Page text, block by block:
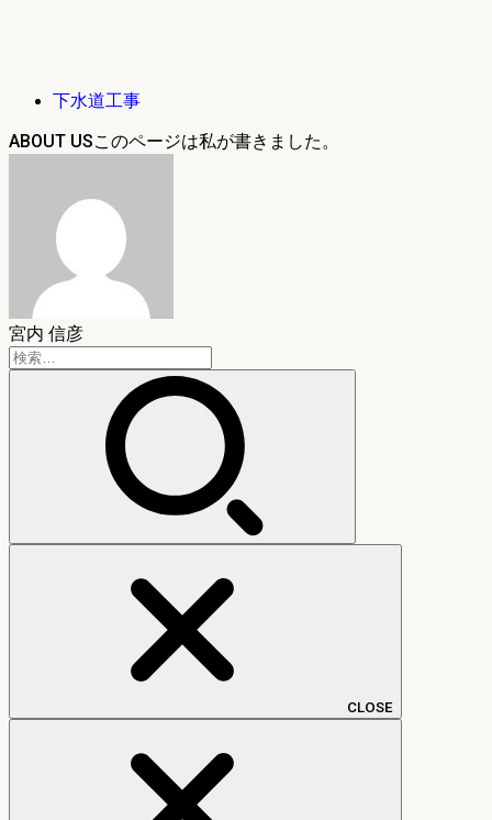
下水道工事
ABOUT US
宮内 信彦
検
索:
CLOSE